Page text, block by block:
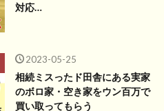
対応…
2023-05-25
相続ミスったド田舎にある実家
のボロ家・空き家をウン百万で
買い取ってもらう